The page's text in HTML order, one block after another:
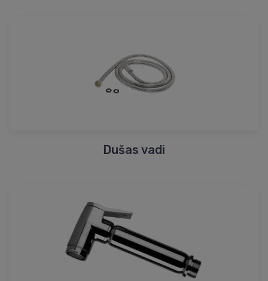
Dušas vadi